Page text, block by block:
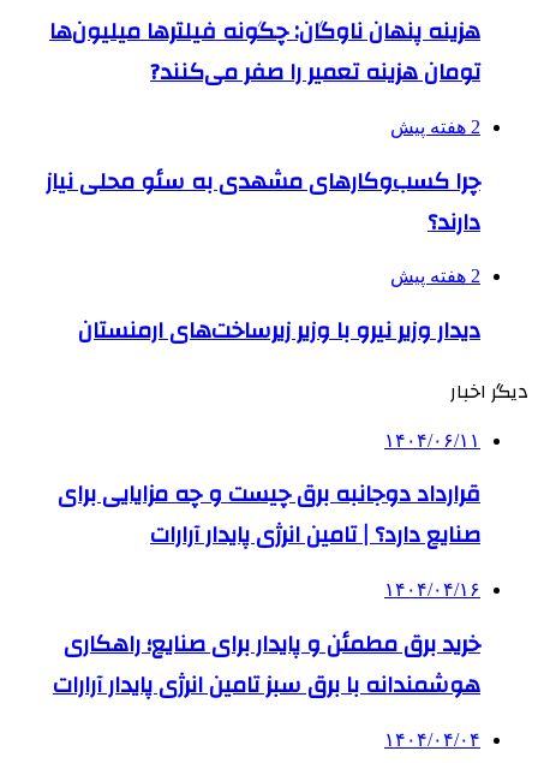
هزینه پنهان ناوگان: چگونه فیلترها میلیون‌ها
تومان هزینه تعمیر را صفر می‌کنند?
2 هفته پیش
چرا کسب‌وکارهای مشهدی به سئو محلی نیاز
دارند؟
2 هفته پیش
دیدار وزیر نیرو با وزیر زیرساخت‌های ارمنستان
دیگر اخبار
۱۴۰۴/۰۶/۱۱
قرارداد دوجانبه برق چیست و چه مزایایی برای
صنایع دارد؟ | تامین انرژی پایدار آرارات
۱۴۰۴/۰۴/۱۶
خرید برق مطمئن و پایدار برای صنایع؛ راهکاری
هوشمندانه با برق سبز تامین انرژی پایدار آرارات
۱۴۰۴/۰۴/۰۴